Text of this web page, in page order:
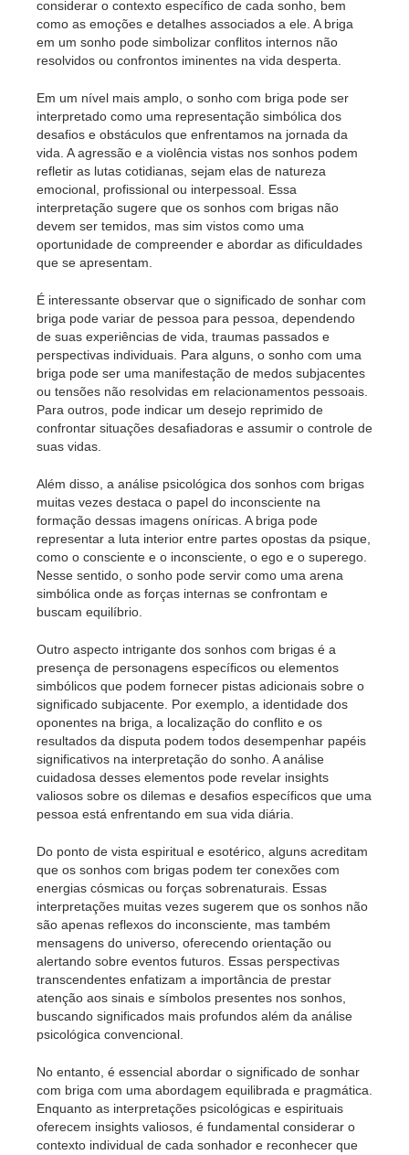
considerar o contexto específico de cada sonho, bem
como as emoções e detalhes associados a ele. A briga
em um sonho pode simbolizar conflitos internos não
resolvidos ou confrontos iminentes na vida desperta.
Em um nível mais amplo, o sonho com briga pode ser
interpretado como uma representação simbólica dos
desafios e obstáculos que enfrentamos na jornada da
vida. A agressão e a violência vistas nos sonhos podem
refletir as lutas cotidianas, sejam elas de natureza
emocional, profissional ou interpessoal. Essa
interpretação sugere que os sonhos com brigas não
devem ser temidos, mas sim vistos como uma
oportunidade de compreender e abordar as dificuldades
que se apresentam.
É interessante observar que o significado de sonhar com
briga pode variar de pessoa para pessoa, dependendo
de suas experiências de vida, traumas passados ​​e
perspectivas individuais. Para alguns, o sonho com uma
briga pode ser uma manifestação de medos subjacentes
ou tensões não resolvidas em relacionamentos pessoais.
Para outros, pode indicar um desejo reprimido de
confrontar situações desafiadoras e assumir o controle de
suas vidas.
Além disso, a análise psicológica dos sonhos com brigas
muitas vezes destaca o papel do inconsciente na
formação dessas imagens oníricas. A briga pode
representar a luta interior entre partes opostas da psique,
como o consciente e o inconsciente, o ego e o superego.
Nesse sentido, o sonho pode servir como uma arena
simbólica onde as forças internas se confrontam e
buscam equilíbrio.
Outro aspecto intrigante dos sonhos com brigas é a
presença de personagens específicos ou elementos
simbólicos que podem fornecer pistas adicionais sobre o
significado subjacente. Por exemplo, a identidade dos
oponentes na briga, a localização do conflito e os
resultados da disputa podem todos desempenhar papéis
significativos na interpretação do sonho. A análise
cuidadosa desses elementos pode revelar insights
valiosos sobre os dilemas e desafios específicos que uma
pessoa está enfrentando em sua vida diária.
Do ponto de vista espiritual e esotérico, alguns acreditam
que os sonhos com brigas podem ter conexões com
energias cósmicas ou forças sobrenaturais. Essas
interpretações muitas vezes sugerem que os sonhos não
são apenas reflexos do inconsciente, mas também
mensagens do universo, oferecendo orientação ou
alertando sobre eventos futuros. Essas perspectivas
transcendentes enfatizam a importância de prestar
atenção aos sinais e símbolos presentes nos sonhos,
buscando significados mais profundos além da análise
psicológica convencional.
No entanto, é essencial abordar o significado de sonhar
com briga com uma abordagem equilibrada e pragmática.
Enquanto as interpretações psicológicas e espirituais
oferecem insights valiosos, é fundamental considerar o
contexto individual de cada sonhador e reconhecer que